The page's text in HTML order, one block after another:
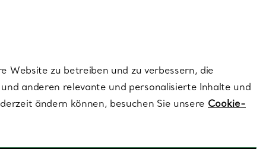
Website zu betreiben und zu verbessern, die
anderen relevante und personalisierte Inhalte und
ändern können, besuchen Sie unsere Cookie-